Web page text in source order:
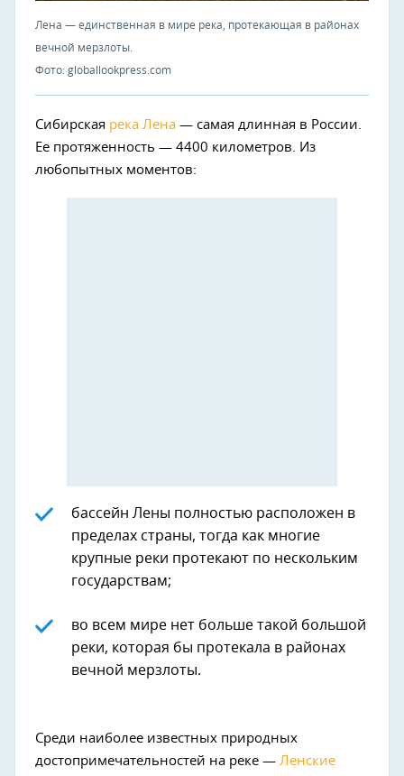
Лена — единственная в мире река, протекающая в районах
вечной мерзлоты.
Фото: globallookpress.com
Сибирская река Лена — самая длинная в России.
Ее протяженность — 4400 километров. Из
любопытных моментов:
бассейн Лены полностью расположен в
пределах страны, тогда как многие
крупные реки протекают по нескольким
государствам;
во всем мире нет больше такой большой
реки, которая бы протекала в районах
вечной мерзлоты.
Среди наиболее известных природных
достопримечательностей на реке — Ленские